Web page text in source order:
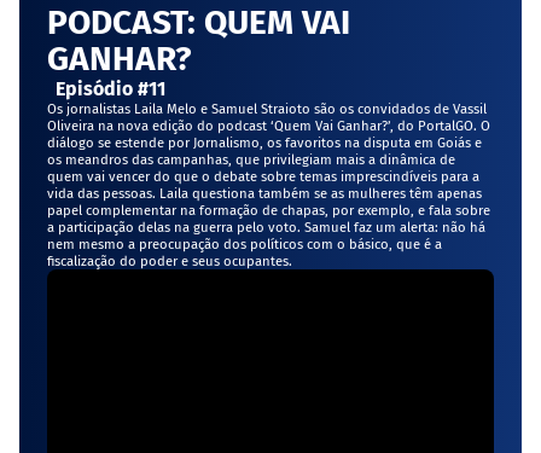
PODCAST: QUEM VAI
GANHAR?
Episódio #11
Os jornalistas Laila Melo e Samuel Straioto são os convidados de Vassil
Oliveira na nova edição do podcast ‘Quem Vai Ganhar?’, do PortalGO. O
diálogo se estende por Jornalismo, os favoritos na disputa em Goiás e
os meandros das campanhas, que privilegiam mais a dinâmica de
quem vai vencer do que o debate sobre temas imprescindíveis para a
vida das pessoas. Laila questiona também se as mulheres têm apenas
papel complementar na formação de chapas, por exemplo, e fala sobre
a participação delas na guerra pelo voto. Samuel faz um alerta: não há
nem mesmo a preocupação dos políticos com o básico, que é a
fiscalização do poder e seus ocupantes.